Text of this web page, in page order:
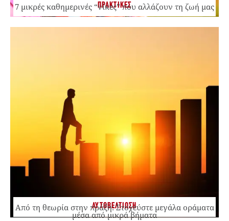
ΠΡΑΚΤΙΚΕΣ
7 μικρές καθημερινές “νίκες” που αλλάζουν τη ζωή μας
ΑΥΤΟΒΕΛΤΙΩΣΗ
Από τη θεωρία στην πράξη: Στοχεύστε μεγάλα οράματα
μέσα από μικρά βήματα